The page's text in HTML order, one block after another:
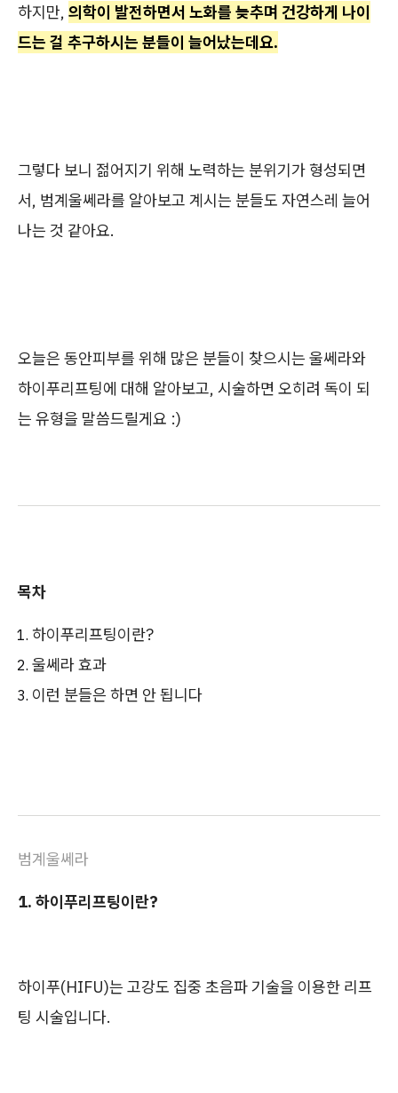
하지만, 의학이 발전하면서 노화를 늦추며 건강하게 나이
드는 걸 추구하시는 분들이 늘어났는데요.
그렇다 보니 젊어지기 위해 노력하는 분위기가 형성되면
서, 범계울쎄라를 알아보고 계시는 분들도 자연스레 늘어
나는 것 같아요.
오늘은 동안피부를 위해 많은 분들이 찾으시는 울쎄라와
하이푸리프팅에 대해 알아보고, 시술하면 오히려 독이 되
는 유형을 말씀드릴게요 :)
목차
하이푸리프팅이란?
울쎄라 효과
이런 분들은 하면 안 됩니다
범계울쎄라
1. 하이푸리프팅이란?
하이푸(HIFU)는 고강도 집중 초음파 기술을 이용한 리프
팅 시술입니다.